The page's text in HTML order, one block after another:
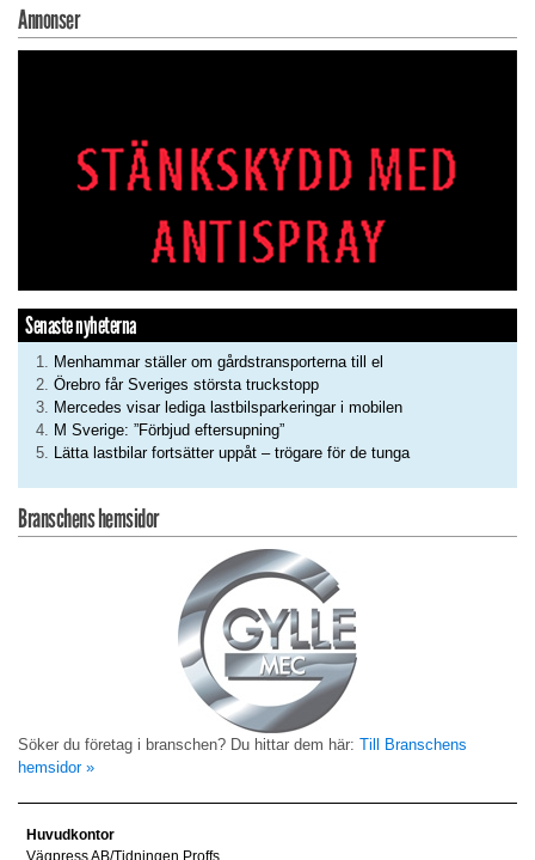
Annonser
Senaste nyheterna
Menhammar ställer om gårdstransporterna till el
Örebro får Sveriges största truckstopp
Mercedes visar lediga lastbilsparkeringar i mobilen
M Sverige: ”Förbjud eftersupning”
Lätta lastbilar fortsätter uppåt – trögare för de tunga
Branschens hemsidor
Söker du företag i branschen? Du hittar dem här: Till Branschens
hemsidor »
Huvudkontor
Vägpress AB/Tidningen Proffs